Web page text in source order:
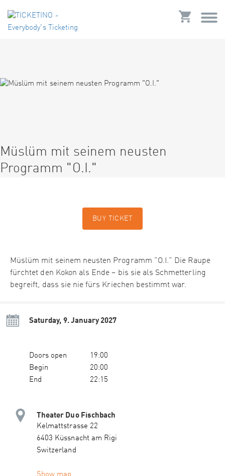
Müslüm mit seinem neusten
Programm "O.I."
BUY TICKET
Müslüm mit seinem neusten Programm "O.I." Die Raupe
fürchtet den Kokon als Ende – bis sie als Schmetterling
begreift, dass sie nie fürs Kriechen bestimmt war.
Saturday, 9. January 2027
Doors open
19:00
Begin
20:00
End
22:15
Theater Duo Fischbach
Kelmattstrasse 22
6403 Küssnacht am Rigi
Switzerland